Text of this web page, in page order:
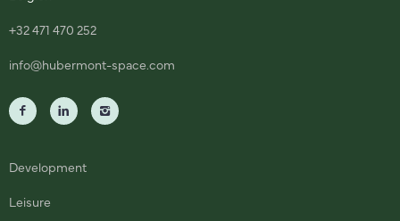
+32 471 470 252
info@hubermont-space.com
Development
Leisure